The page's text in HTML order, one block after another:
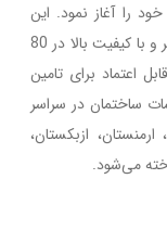
را آغاز نمود. این
مجموعه کامل و تخصصی با ارائه محصولات معتبر و با کیفیت بالا در 80
اعتماد برای تامین
ساختمان در سراسر
ازبکستان،
می‌شود.